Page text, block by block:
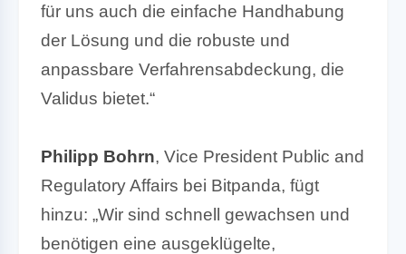
für uns auch die einfache Handhabung
der Lösung und die robuste und
anpassbare Verfahrensabdeckung, die
Validus bietet.“
Philipp Bohrn, Vice President Public and
Regulatory Affairs bei Bitpanda, fügt
hinzu: „Wir sind schnell gewachsen und
benötigen eine ausgeklügelte,